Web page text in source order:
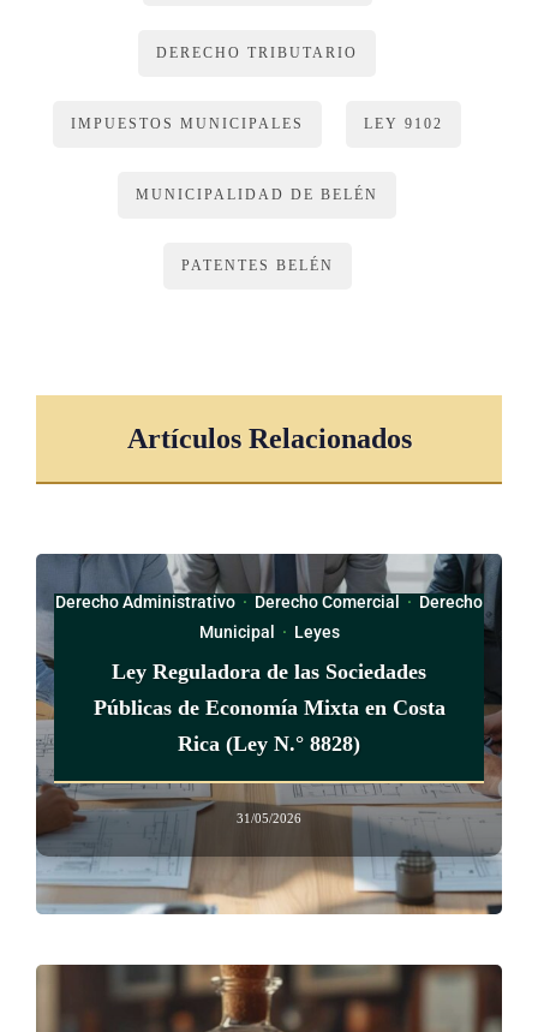
Para el resto de empresas que no sean las antes mencionadas,
criterios de la tabla 2.
de empleados
Tarifa calculada sobre el salario base, Ley N.º 7337
En zona urbana
De cero a dos
15%
12%
10%
De tres a cinco
25%
DERECHO TRIBUTARIO
IMPUESTOS MUNICIPALES LEY 9102
MUNICIPALIDAD DE BELÉN
PATENTES BELÉN
Artículos Relacionados
Derecho Administrativo · Derecho Comercial · Derecho
Municipal
· Leyes
Ley Reguladora de las Sociedades
Públicas de Economía Mixta en Costa
Rica (Ley N.° 8828)
31/05/2026